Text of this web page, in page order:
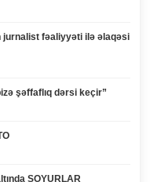
jurnalist fəaliyyəti ilə əlaqəsi
şəffaflıq dərsi keçir”
SOYURLAR